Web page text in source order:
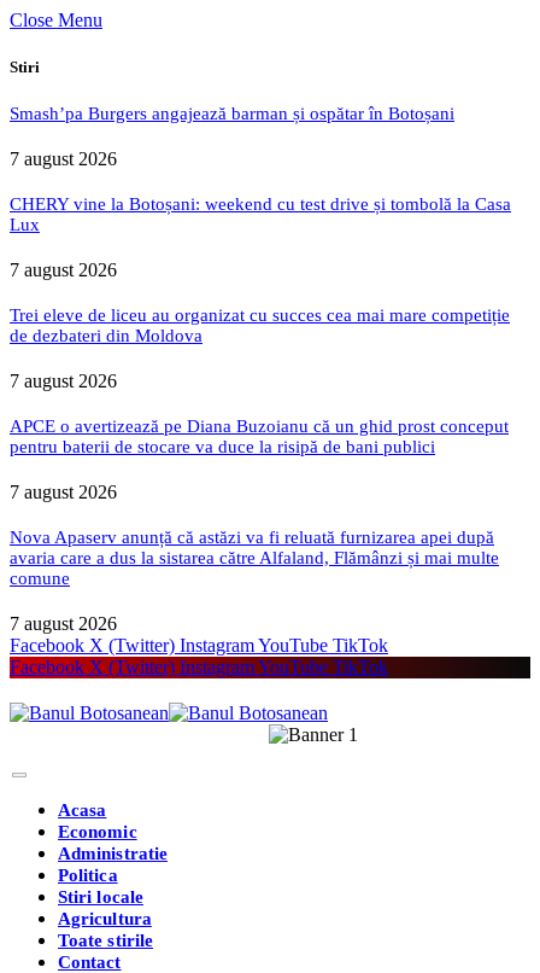
Close Menu
Stiri
Smash’pa Burgers angajează barman și ospătar în Botoșani
7 august 2026
CHERY vine la Botoșani: weekend cu test drive și tombolă la Casa
Lux
7 august 2026
Trei eleve de liceu au organizat cu succes cea mai mare competiție
de dezbateri din Moldova
7 august 2026
APCE o avertizează pe Diana Buzoianu că un ghid prost conceput
pentru baterii de stocare va duce la risipă de bani publici
7 august 2026
Nova Apaserv anunță că astăzi va fi reluată furnizarea apei după
avaria care a dus la sistarea către Alfaland, Flămânzi și mai multe
comune
7 august 2026
Facebook X (Twitter) InstagramYouTube TikTok
Facebook X (Twitter) InstagramYouTube TikTok
Acasa
Economic
Administratie
Politica
Stiri locale
Agricultura
Toate stirile
Contact